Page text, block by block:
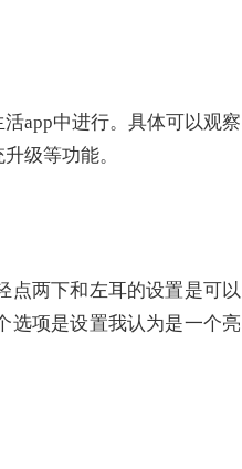
app中进行。具体可以观察
级等功能。
点两下和左耳的设置是可以
选项是设置我认为是一个亮